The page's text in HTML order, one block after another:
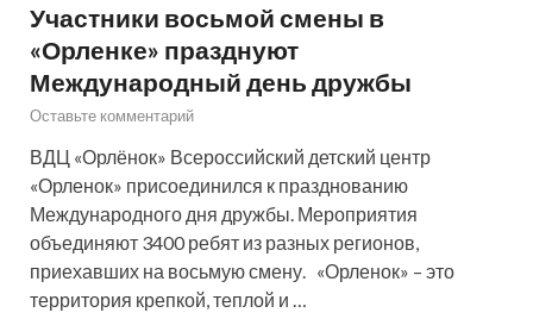
Участники восьмой смены в
«Орленке» празднуют
Международный день дружбы
Оставьте комментарий
ВДЦ «Орлёнок» Всероссийский детский центр
«Орленок» присоединился к празднованию
Международного дня дружбы. Мероприятия
объединяют 3400 ребят из разных регионов,
приехавших на восьмую смену. «Орленок» – это
территория крепкой, теплой и …